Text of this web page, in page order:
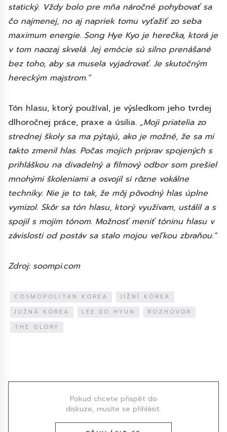
statický. Vždy bolo pre mňa náročné pohybovať sa
čo najmenej, no aj napriek tomu vyťažiť zo seba
maximum energie. Song Hye Kyo je herečka, ktorá je
v tom naozaj skvelá. Jej emócie sú silno prenášané
bez toho, aby sa musela vyjadrovať. Je skutočným
hereckým majstrom.”
Tón hlasu, ktorý používal, je výsledkom jeho tvrdej
dlhoročnej práce, praxe a úsilia. „Moji priatelia zo
strednej školy sa ma pýtajú, ako je možné, že sa mi
takto zmenil hlas. Počas mojich príprav spojených s
prihláškou na divadelný a filmový odbor som prešiel
mnohými školeniami a osvojil si rôzne vokálne
techniky. Nie je to tak, že môj pôvodný hlas úplne
vymizol. Skôr sa tón hlasu, ktorý využívam, ustálil a s
spojil s mojím tónom. Možnosť meniť tóninu hlasu v
závislosti od postáv sa stalo mojou veľkou zbraňou.”
Zdroj: soompi.com
COSMOPOLITAN KOREA
JIŽNÍ KÓREA
JUŽNÁ KÓREA
LEE DO HYUN
ROZHOVOR
THE GLORY
Pokud chcete přispět do
diskuze, musíte se přihlásit.